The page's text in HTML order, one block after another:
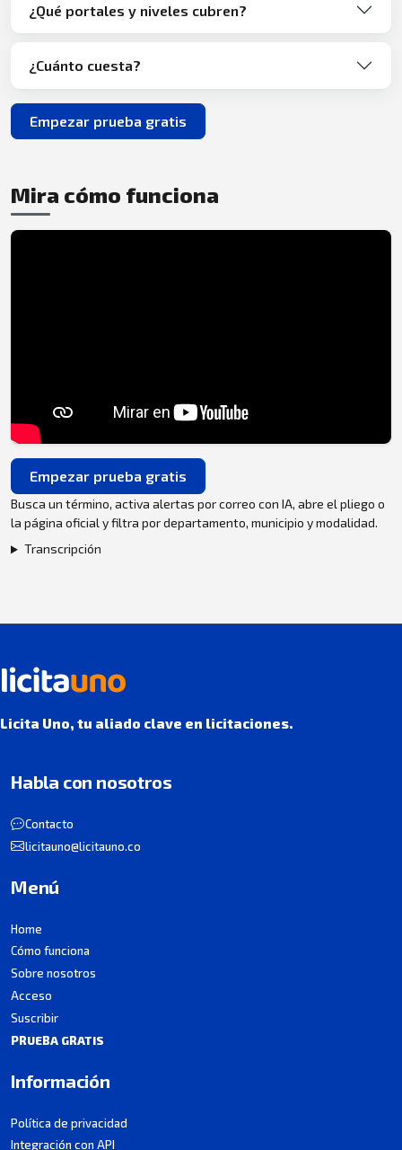
¿Qué portales y niveles cubren?
¿Cuánto cuesta?
Empezar prueba gratis
Mira cómo funciona
Empezar prueba gratis
Busca un término, activa alertas por correo con IA, abre el pliego o
la página oficial y filtra por departamento, municipio y modalidad.
Transcripción
Licita Uno, tu aliado clave en licitaciones.
Habla con nosotros
Contacto
licitauno@licitauno.co
Menú
Home
Cómo funciona
Sobre nosotros
Acceso
Suscribir
PRUEBA GRATIS
Información
Política de privacidad
Integración con API